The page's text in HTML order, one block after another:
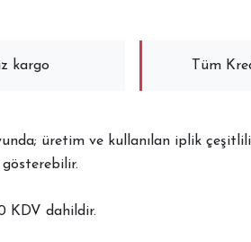
kargo Tüm
üretim ve kullanılan iplik
KDV dahildir.